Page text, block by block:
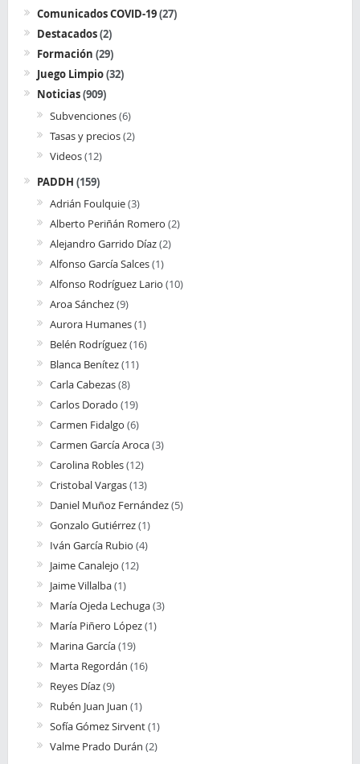
Comunicados COVID-19(27)
Destacados(2)
Formación (29)
Juego Limpio(32)
Noticias(909)
Subvenciones(6)
Tasas y precios(2)
Videos(12)
PADDH (159)
Adrián Foulquie(3)
Alberto Periñán Romero (2)
Alejandro Garrido Díaz(2)
Alfonso García Salces(1)
Alfonso Rodríguez Lario (10)
Aroa Sánchez(9)
Aurora Humanes(1)
Belén Rodríguez(16)
Blanca Benítez(11)
Carla Cabezas(8)
Carlos Dorado (19)
Carmen Fidalgo (6)
Carmen García Aroca(3)
Carolina Robles(12)
Cristobal Vargas(13)
Daniel Muñoz Fernández(5)
Gonzalo Gutiérrez(1)
Iván García Rubio (4)
Jaime Canalejo (12)
Jaime Villalba(1)
María Ojeda Lechuga(3)
María Piñero López(1)
Marina García(19)
Marta Regordán (16)
Reyes Díaz(9)
Rubén Juan Juan (1)
Sofía Gómez Sirvent(1)
Valme Prado Durán (2)